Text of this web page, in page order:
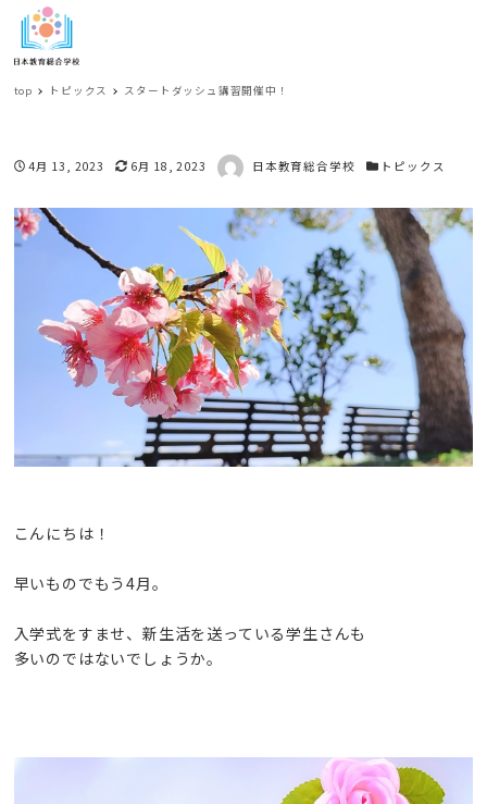
top トピックス スタートダッシュ講習開催中！
ス
タ
ー
講
開
中
！
投稿日
4月 13, 2023 更新日
6月 18, 2023 著者 日本教育総合学校 カテゴリー
トピックス
こんにちは！
早いものでもう4月。
入学式をすませ、新生活を送っている学生さんも
多いのではないでしょうか。